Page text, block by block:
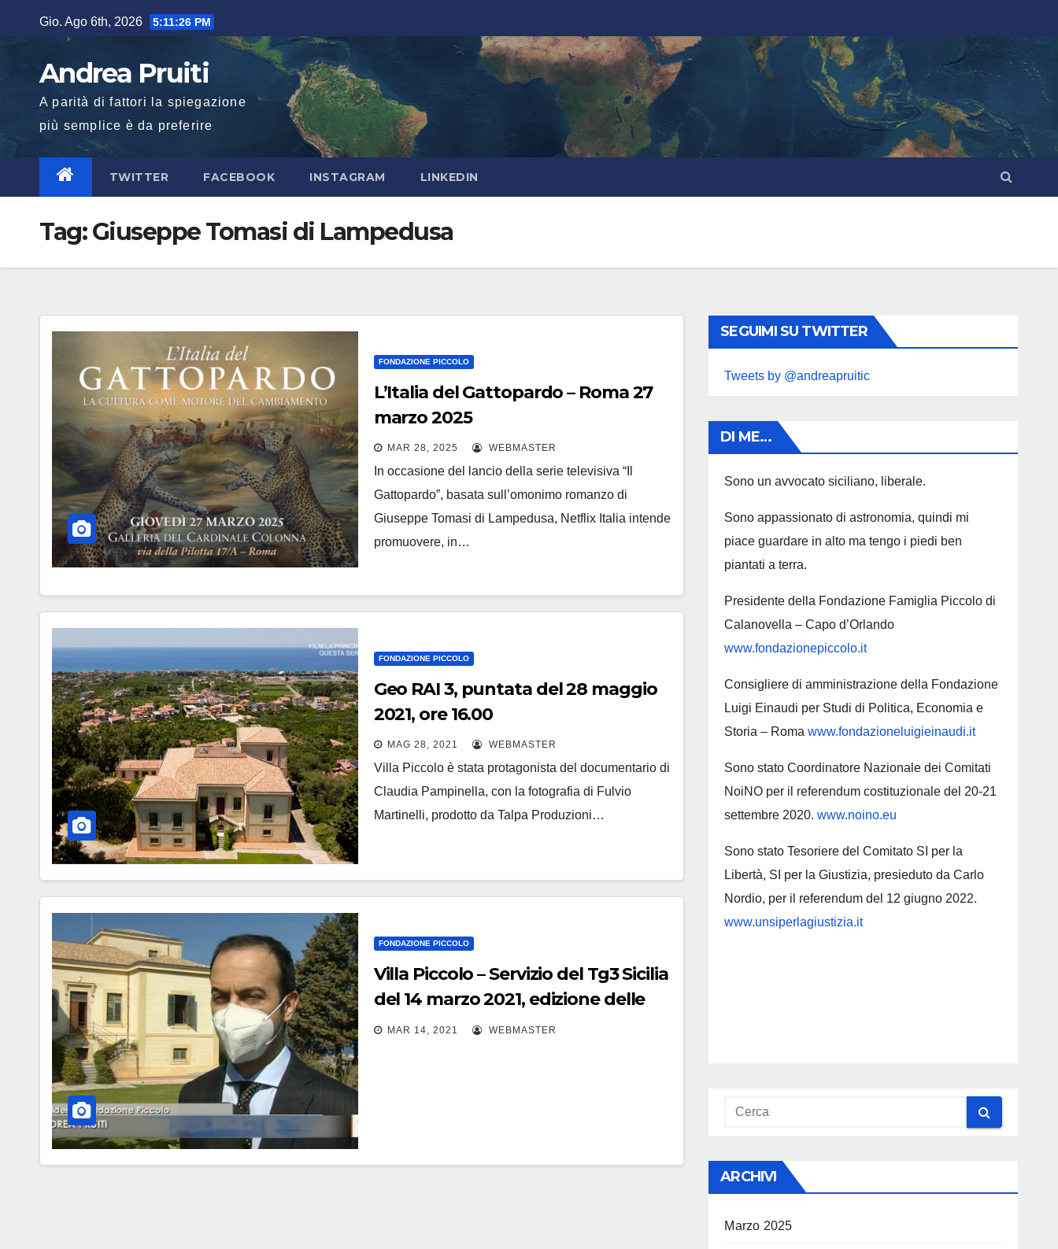
Gio. Ago 6th, 2026 5:11:27 PM
Andrea Pruiti
A parità di fattori la spiegazione
più semplice è da preferire
TWITTER FACEBOOK INSTAGRAM LINKEDIN
Tag:Giuseppe Tomasi di Lampedusa
FONDAZIONE PICCOLO
L’Italia del Gattopardo – Roma 27
marzo 2025
MAR 28, 2025 WEBMASTER
In occasione del lancio della serie televisiva “Il
Gattopardo”, basata sull’omonimo romanzo di
Giuseppe Tomasi di Lampedusa, Netflix Italia intende
promuovere, in…
FONDAZIONE PICCOLO
Geo RAI 3, puntata del 28 maggio
2021, ore 16.00
MAG 28, 2021 WEBMASTER
Villa Piccolo è stata protagonista del documentario di
Claudia Pampinella, con la fotografia di Fulvio
Martinelli, prodotto da Talpa Produzioni…
FONDAZIONE PICCOLO
Villa Piccolo – Servizio del Tg3 Sicilia
del 14 marzo 2021, edizione delle
19,30. Autore Roberto Alajmo.
MAR 14, 2021 WEBMASTER
SEGUIMI SU TWITTER
Tweets by @andreapruitic
DI ME…
Sono un avvocato siciliano, liberale.
Sono appassionato di astronomia, quindi mi
piace guardare in alto ma tengo i piedi ben
piantati a terra.
Presidente della Fondazione Famiglia Piccolo di
Calanovella – Capo d’Orlando
www.fondazionepiccolo.it
Consigliere di amministrazione della Fondazione
Luigi Einaudi per Studi di Politica, Economia e
Storia – Romawww.fondazioneluigieinaudi.it
Sono stato Coordinatore Nazionale dei Comitati
NoiNO per il referendum costituzionale del 20-21
settembre 2020.www.noino.eu
Sono stato Tesoriere del Comitato SI per la
Libertà, SI per la Giustizia, presieduto da Carlo
Nordio, per il referendum del 12 giugno 2022.
www.unsiperlagiustizia.it
ARCHIVI
Marzo 2025